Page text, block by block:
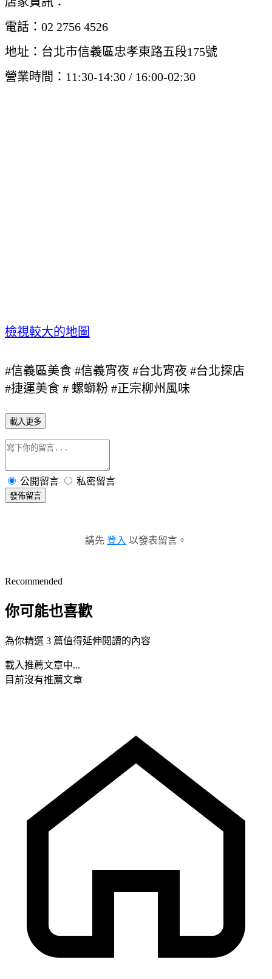
電話：02 2756 4526
地址：台北市信義區忠孝東路五段175號
營業時間：11:30-14:30 / 16:00-02:30
檢視較大的地圖
#信義區美食 #信義宵夜 #台北宵夜 #台北探店
#捷運美食 # 螺螄粉 #正宗柳州風味
載入更多
公開留言 私密留言
發佈留言
請先 登入 以發表留言。
Recommended
你可能也喜歡
為你精選 3 篇值得延伸閱讀的內容
載入推薦文章中...
目前沒有推薦文章